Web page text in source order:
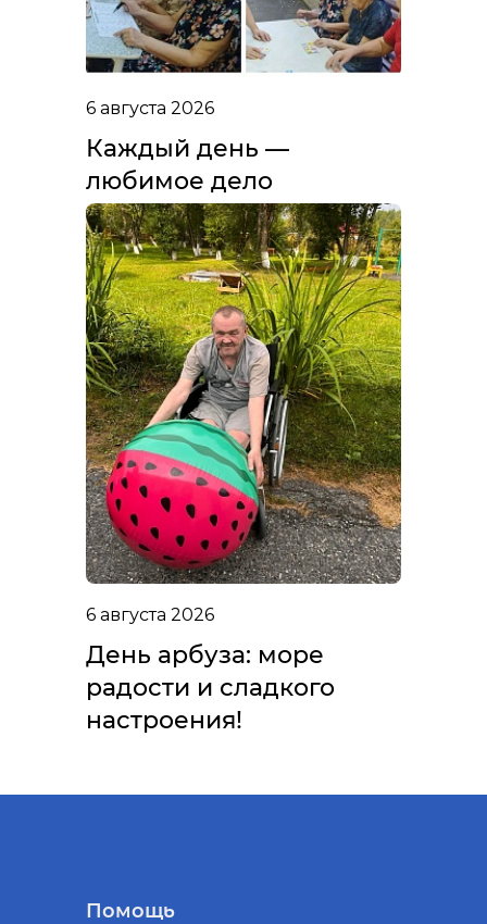
6 августа 2026
Каждый день —
любимое дело
6 августа 2026
День арбуза: море
радости и сладкого
настроения!
Помощь